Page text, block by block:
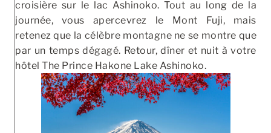
croisière sur le lac Ashinoko. Tout au long de la
journée, vous apercevrez le Mont Fuji, mais
retenez que la célèbre montagne ne se montre que
par un temps dégagé. Retour, dîner et nuit à votre
hôtel The Prince Hakone Lake Ashinoko.